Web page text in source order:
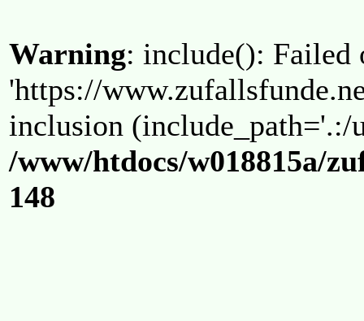
Warning: include(): Failed
'https://
inclusion (include_path='.:/
/www/htdocs/w018815a/
148